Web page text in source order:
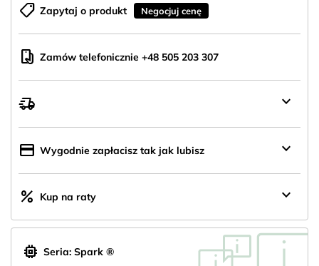
shoppingmode Zapytaj o produkt Negocjuj cenę
mobile_hand Zamów telefonicznie +48 505 203 307
delivery_truck_speed keyboard_arrow_down
credit_card Wygodnie zapłacisz tak jak lubisz keyboard_arrow_down
percent Kup na raty keyboard_arrow_down
memory Seria: Spark ®